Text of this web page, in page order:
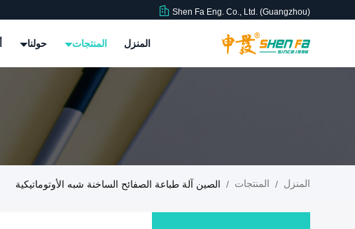
Shen Fa Eng. Co., Ltd. (Guangzhou)
المنزل المنتجات حولنا
المنزل / المنتجات / الصين آلة طباعة الصفائح الساخنة شبه الأوتوماتيكية